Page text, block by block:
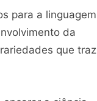
para a linguagem
da
que traz